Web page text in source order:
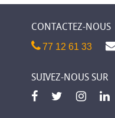
CONTACTEZ-NOUS
77 12 61 33
SUIVEZ-NOUS SUR